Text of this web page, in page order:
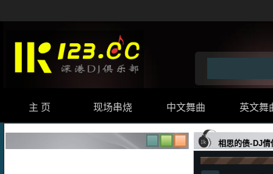
主 页 现场串烧 中文舞曲 英文舞
相思的债-DJ